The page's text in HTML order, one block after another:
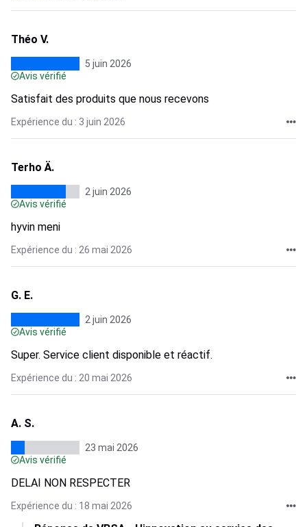
Théo V.
5 juin 2026
Avis vérifié
Satisfait des produits que nous recevons
Expérience du : 3 juin 2026
Terho Ä.
2 juin 2026
Avis vérifié
hyvin meni
Expérience du : 26 mai 2026
G. E.
2 juin 2026
Avis vérifié
Super. Service client disponible et réactif.
Expérience du : 20 mai 2026
A. S.
23 mai 2026
Avis vérifié
DELAI NON RESPECTER
Expérience du : 18 mai 2026